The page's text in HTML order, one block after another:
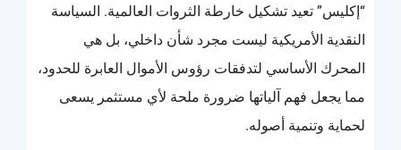
“إكليس” تعيد تشكيل خارطة الثروات العالمية. السياسة
النقدية الأمريكية ليست مجرد شأن داخلي، بل هي
المحرك الأساسي لتدفقات رؤوس الأموال العابرة للحدود،
مما يجعل فهم آلياتها ضرورة ملحة لأي مستثمر يسعى
لحماية وتنمية أصوله.